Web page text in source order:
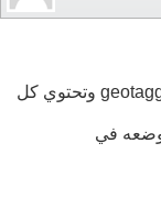
لدي حوالي 1000 صورة لفوانيس الشوارع geotagged وتحتوي كل
في